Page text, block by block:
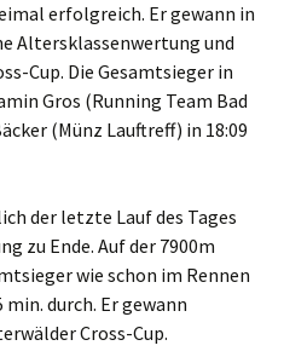
erfolgreich. Er gewann in
Altersklassenwertung und
Cup. Die Gesamtsieger in
Gros (Running Team Bad
(Münz Lauftreff) in 18:09
der letzte Lauf des Tages
zu Ende. Auf der 7900m
wie schon im Rennen
durch. Er gewann
Cross-Cup.